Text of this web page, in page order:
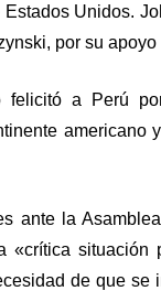
Unidos.
por su
felicitó a Perú
americano
ante la
«crítica
de que